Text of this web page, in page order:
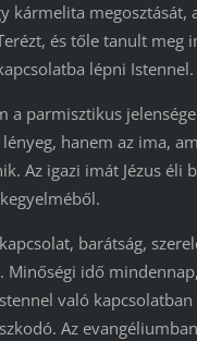
kármelita megosztását,
és tőle tanult meg
lépni Istennel.
a parmisztikus
hanem az ima,
Az igazi imát Jézus éli
barátság,
Minőségi idő
való kapcsolatban
Az